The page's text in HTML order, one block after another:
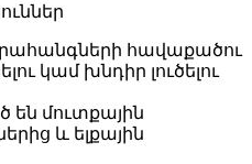
հավաքածու
կամ խնդիր լուծելու
են մուտքային
և ելքային